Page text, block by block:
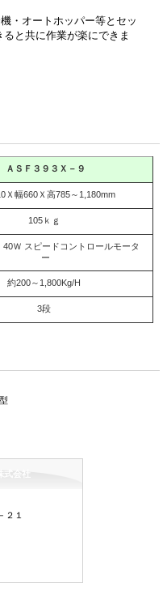
・オートホッパー等とセッ
と共に作業が楽にできま
ＡＳＦ３９３Ｘ－９
Ｘ幅660Ｘ高785～1,180mm
105ｋｇ
Ｗ スピードコントロールモータ
ー
約200～1,800Kg/H
3段
会社
２１